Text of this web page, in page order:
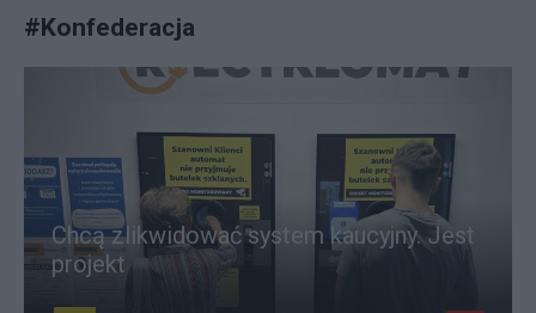
#Konfederacja
Chcą zlikwidować system kaucyjny. Jest
projekt